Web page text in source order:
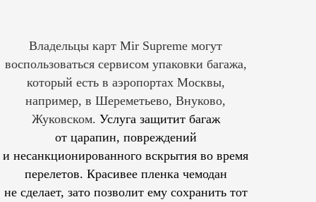
Владельцы карт Mir Supreme могут
воспользоваться сервисом упаковки багажа,
который есть в аэропортах Москвы,
например, в Шереметьево, Внуково,
Жуковском. Услуга защитит багаж
от царапин, повреждений
и несанкционированного вскрытия во время
перелетов. Красивее пленка чемодан
не сделает, зато позволит ему сохранить тот